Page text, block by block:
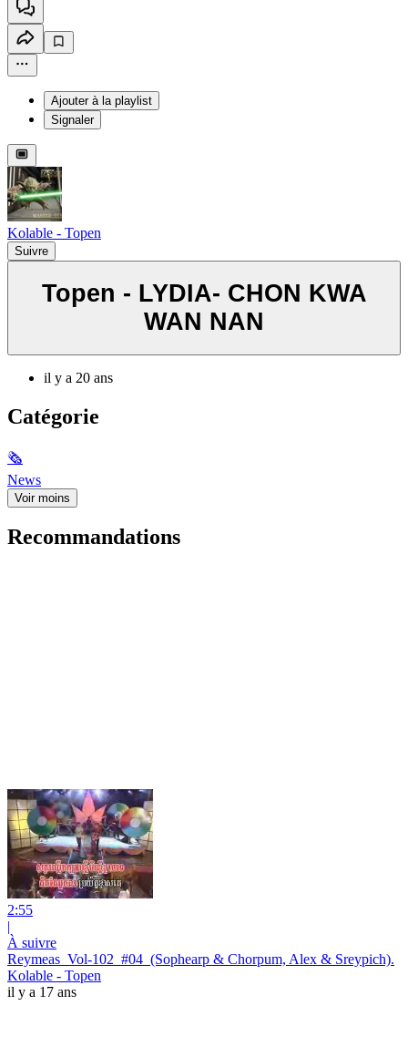
Ajouter à la playlist
Signaler
Kolable - Topen
Suivre
Topen - LYDIA- CHON KWA
WAN NAN
il y a 20 ans
Catégorie
🗞
News
Voir moins
Recommandations
2:55
|
À suivre
Reymeas_Vol-102_#04_(Sophearp & Chorpum, Alex & Sreypich).
Kolable - Topen
il y a 17 ans